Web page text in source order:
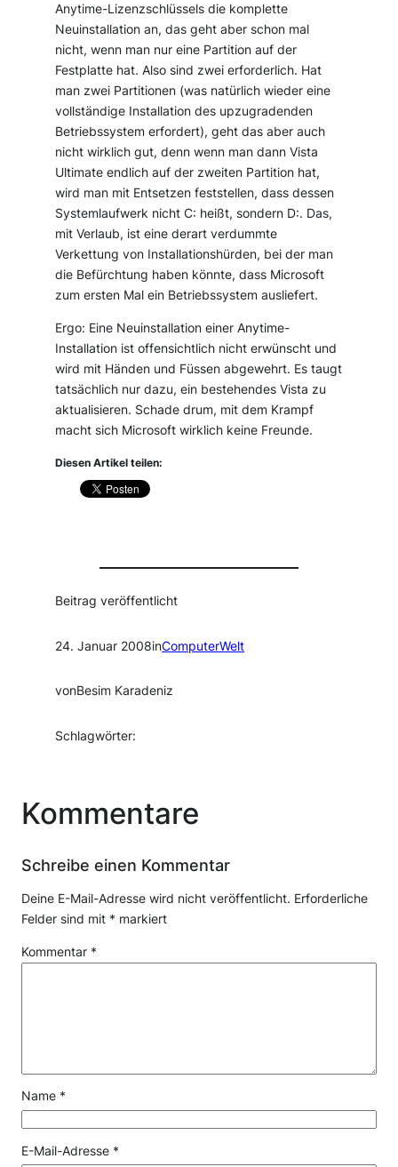
Anytime-Lizenzschlüssels die komplette
Neuinstallation an, das geht aber schon mal
nicht, wenn man nur eine Partition auf der
Festplatte hat. Also sind zwei erforderlich. Hat
man zwei Partitionen (was natürlich wieder eine
vollständige Installation des upzugradenden
Betriebssystem erfordert), geht das aber auch
nicht wirklich gut, denn wenn man dann Vista
Ultimate endlich auf der zweiten Partition hat,
wird man mit Entsetzen feststellen, dass dessen
Systemlaufwerk nicht C: heißt, sondern D:. Das,
mit Verlaub, ist eine derart verdummte
Verkettung von Installationshürden, bei der man
die Befürchtung haben könnte, dass Microsoft
zum ersten Mal ein Betriebssystem ausliefert.
Ergo: Eine Neuinstallation einer Anytime-
Installation ist offensichtlich nicht erwünscht und
wird mit Händen und Füssen abgewehrt. Es taugt
tatsächlich nur dazu, ein bestehendes Vista zu
aktualisieren. Schade drum, mit dem Krampf
macht sich Microsoft wirklich keine Freunde.
Diesen Artikel teilen:
Beitrag veröffentlicht
24. Januar 2008inComputerWelt
vonBesim Karadeniz
Schlagwörter:
Kommentare
Schreibe einen Kommentar
Deine E-Mail-Adresse wird nicht veröffentlicht. Erforderliche
Felder sind mit * markiert
Kommentar *
Name *
E-Mail-Adresse *